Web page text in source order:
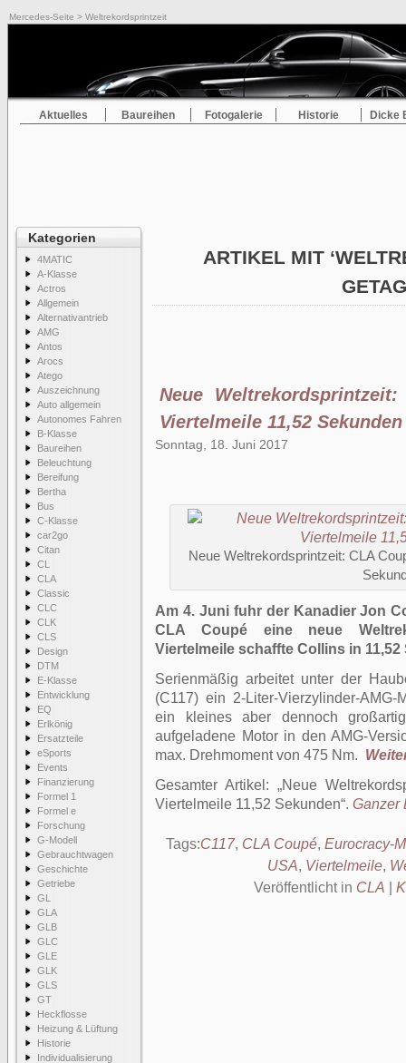
Mercedes-Seite > Weltrekordsprintzeit
Aktuelles Baureihen Fotogalerie Historie Dicke
Kategorien
4MATIC
A-Klasse
Actros
Allgemein
Alternativantrieb
AMG
Antos
Arocs
Atego
Auszeichnung
Auto allgemein
Autonomes Fahren
B-Klasse
Baureihen
Beleuchtung
Bereifung
Bertha
Bus
C-Klasse
car2go
Citan
CL
CLA
Classic
CLC
CLK
CLS
Design
DTM
E-Klasse
Entwicklung
EQ
Erlkönig
Ersatzteile
eSports
Events
Finanzierung
Formel 1
Formel e
Forschung
G-Modell
Gebrauchtwagen
Geschichte
Getriebe
GL
GLA
GLB
GLC
GLE
GLK
GLS
GT
Heckflosse
Heizung & Lüftung
Historie
Individualisierung
ARTIKEL MIT
Neue
Viertelmeile 11,52 Sekunden
Sonntag, 18. Juni 2017
Neue Weltrekordsprintzeit: CLA
Am 4. Juni fuhr der Kanadier Jon
CLA Coupé eine neue
Viertelmeile schaffte Collins in 11,52
Serienmäßig arbeitet unter der
(C117) ein 2-Liter-Vierzylinder-
ein kleines aber dennoch
aufgeladene Motor in den AMG-
max. Drehmoment von 475 Nm.
Gesamter Artikel:
Neue
Viertelmeile 11,52 Sekunden . Ganzer
Tags:C117, CLA Coupé, Eurocracy-
USA, Viertelmeile,
Veröffentlicht in CLA